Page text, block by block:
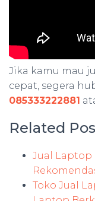
Jika kamu mau
cepat, segera
085333222881
Related
Jual Laptop
Toko Jual